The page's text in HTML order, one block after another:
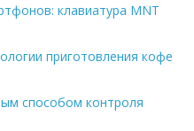
клавиатура MNT
приготовления кофе
способом контроля